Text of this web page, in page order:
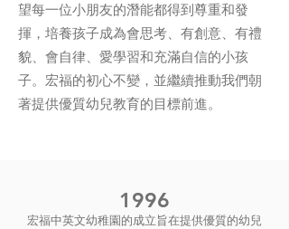
望每一位小朋友的潛能都得到尊重和發
揮，培養孩子成為會思考、有創意、有禮
貌、會自律、愛學習和充滿自信的小孩
子。宏福的初心不變，並繼續推動我們朝
著提供優質幼兒教育的目標前進。
1996
宏福中英文幼稚園的成立旨在提供優質的幼兒